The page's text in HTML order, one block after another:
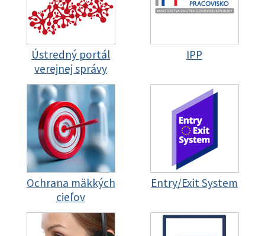
Ústredný portál
verejnej správy
IPP
Ochrana mäkkých
cieľov
Entry/Exit System